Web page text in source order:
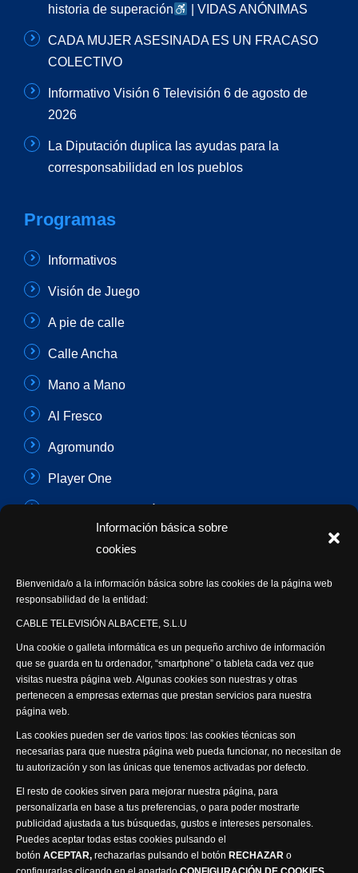
Información básica sobre
cookies
Bienvenida/o a la información básica sobre las cookies de la página web
responsabilidad de la entidad:
CABLE TELEVISIÓN ALBACETE, S.L.U
Una cookie o galleta informática es un pequeño archivo de información
que se guarda en tu ordenador, “smartphone” o tableta cada vez que
visitas nuestra página web. Algunas cookies son nuestras y otras
pertenecen a empresas externas que prestan servicios para nuestra
página web.
Las cookies pueden ser de varios tipos: las cookies técnicas son
necesarias para que nuestra página web pueda funcionar, no necesitan de
tu autorización y son las únicas que tenemos activadas por defecto.
El resto de cookies sirven para mejorar nuestra página, para
personalizarla en base a tus preferencias, o para poder mostrarte
publicidad ajustada a tus búsquedas, gustos e intereses personales.
Puedes aceptar todas estas cookies pulsando el
botón ACEPTAR, rechazarlas pulsando el botón RECHAZAR o
historia de superación
| VIDAS ANÓNIMAS
CADA MUJER ASESINADA ES UN FRACASO
COLECTIVO
Informativo Visión 6 Televisión 6 de agosto de
2026
La Diputación duplica las ayudas para la
corresponsabilidad en los pueblos
Programas
Informativos
Visión de Juego
A pie de calle
Calle Ancha
Mano a Mano
Al Fresco
Agromundo
Player One
Síguenos
Política de privacidad
Política de cookies
Accesibilidad